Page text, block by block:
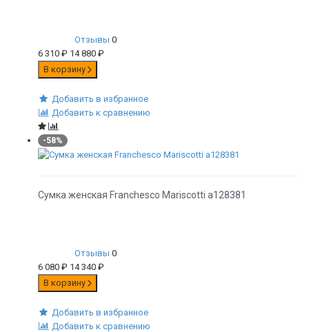
Отзывы 0
6 310 ₽ 14 880 ₽
В корзину
Добавить в избранное
Добавить к сравнению
-58%
Сумка женская Franchesco Mariscotti а128381
Отзывы 0
6 080 ₽ 14 340 ₽
В корзину
Добавить в избранное
Добавить к сравнению